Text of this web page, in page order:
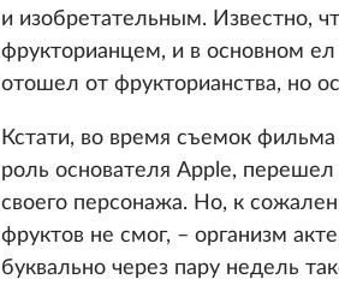
и изобретательным. Известно,
фрукторианцем, и в основном
отошел от фрукторианства, но
Кстати, во время съемок
роль основателя Apple,
своего персонажа. Но, к
фруктов не смог, – организм
буквально через пару недель